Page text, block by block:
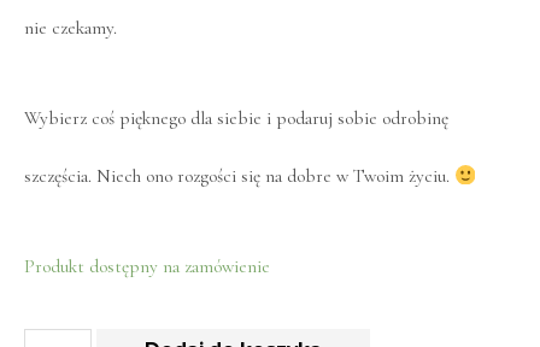
nie czekamy.
Wybierz coś pięknego dla siebie i podaruj sobie odrobinę
szczęścia. Niech ono rozgości się na dobre w Twoim życiu.
Produkt dostępny na zamówienie